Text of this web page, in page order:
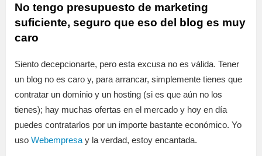
No tengo presupuesto de marketing
suficiente, seguro que eso del blog es muy
caro
Siento decepcionarte, pero esta excusa no es válida. Tener
un blog no es caro y, para arrancar, simplemente tienes que
contratar un dominio y un hosting (si es que aún no los
tienes); hay muchas ofertas en el mercado y hoy en día
puedes contratarlos por un importe bastante económico. Yo
uso Webempresa y la verdad, estoy encantada.